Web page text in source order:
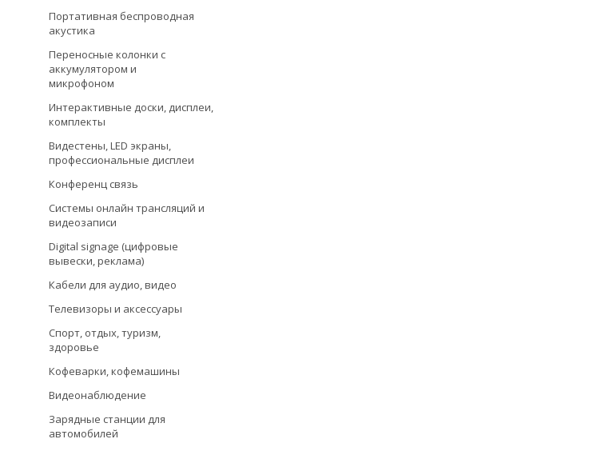
Портативная беспроводная
акустика
Переносные колонки с
аккумулятором и
микрофоном
Интерактивные доски, дисплеи,
комплекты
Видестены, LED экраны,
профессиональные дисплеи
Конференц связь
Системы онлайн трансляций и
видеозаписи
Digital signage (цифровые
вывески, реклама)
Кабели для аудио, видео
Телевизоры и аксессуары
Спорт, отдых, туризм,
здоровье
Кофеварки, кофемашины
Видеонаблюдение
Зарядные станции для
автомобилей